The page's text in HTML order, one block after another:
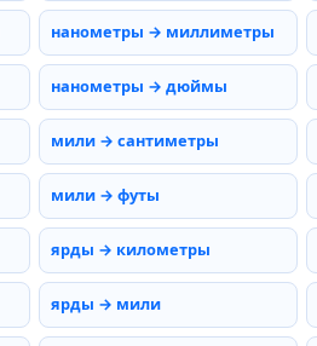
нанометры → миллиметры
нанометры → дюймы
мили → сантиметры
мили → футы
ярды → километры
ярды → мили